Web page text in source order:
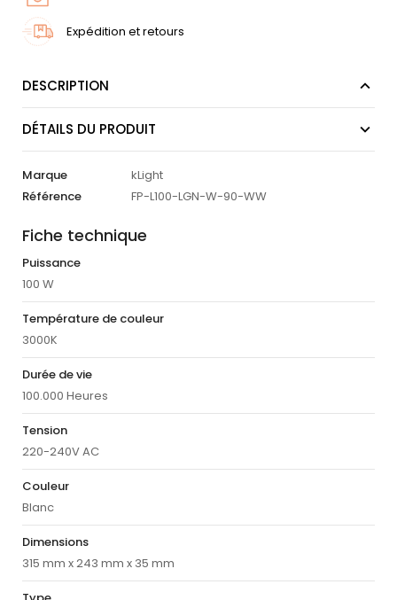
Expédition et retours
DESCRIPTION
DÉTAILS DU PRODUIT
Marque
kLight
Référence
FP-L100-LGN-W-90-WW
Fiche technique
Puissance
100 W
Température de couleur
3000K
Durée de vie
100.000 Heures
Tension
220-240V AC
Couleur
Blanc
Dimensions
315 mm x 243 mm x 35 mm